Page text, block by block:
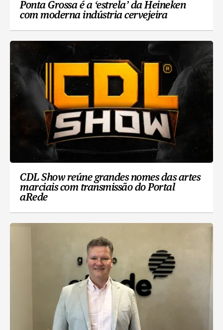
Ponta Grossa é a ‘estrela’ da Heineken
com moderna indústria cervejeira
CDL Show reúne grandes nomes das artes
marciais com transmissão do Portal
aRede